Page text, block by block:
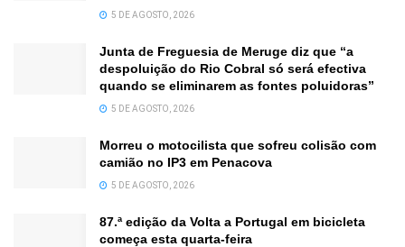
5 DE AGOSTO, 2026
Junta de Freguesia de Meruge diz que “a
despoluição do Rio Cobral só será efectiva
quando se eliminarem as fontes poluidoras”
5 DE AGOSTO, 2026
Morreu o motocilista que sofreu colisão com
camião no IP3 em Penacova
5 DE AGOSTO, 2026
87.ª edição da Volta a Portugal em bicicleta
começa esta quarta-feira